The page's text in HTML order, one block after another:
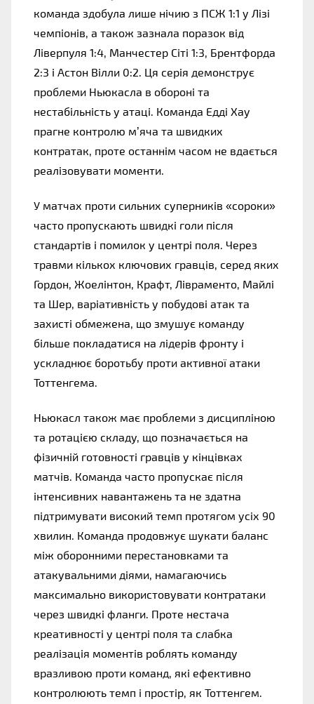
команда здобула лише нічию з ПСЖ 1:1 у Лізі
чемпіонів, а також зазнала поразок від
Ліверпуля 1:4, Манчестер Сіті 1:3, Брентфорда
2:3 і Астон Вілли 0:2. Ця серія демонструє
проблеми Ньюкасла в обороні та
нестабільність у атаці. Команда Едді Хау
прагне контролю м’яча та швидких
контратак, проте останнім часом не вдається
реалізовувати моменти.
У матчах проти сильних суперників «сороки»
часто пропускають швидкі голи після
стандартів і помилок у центрі поля. Через
травми кількох ключових гравців, серед яких
Гордон, Жоелінтон, Крафт, Лівраменто, Майлі
та Шер, варіативність у побудові атак та
захисті обмежена, що змушує команду
більше покладатися на лідерів фронту і
ускладнює боротьбу проти активної атаки
Тоттенгема.
Ньюкасл також має проблеми з дисципліною
та ротацією складу, що позначається на
фізичній готовності гравців у кінцівках
матчів. Команда часто пропускає після
інтенсивних навантажень та не здатна
підтримувати високий темп протягом усіх 90
хвилин. Команда продовжує шукати баланс
між оборонними перестановками та
атакувальними діями, намагаючись
максимально використовувати контратаки
через швидкі фланги. Проте нестача
креативності у центрі поля та слабка
реалізація моментів роблять команду
вразливою проти команд, які ефективно
контролюють темп і простір, як Тоттенгем.